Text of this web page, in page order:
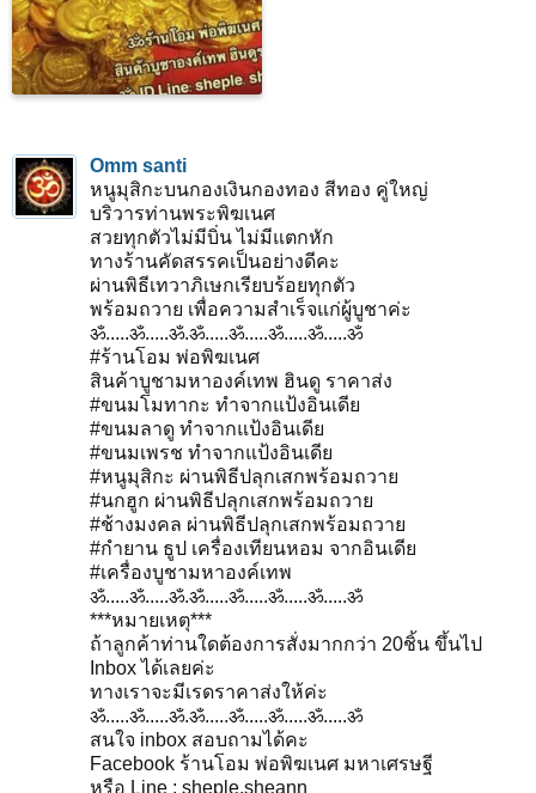
Omm santi
หนูมุสิกะบนกองเงินกองทอง สีทอง คู่ใหญ่
บริวารท่านพระพิฆเนศ
สวยทุกตัวไม่มีบิ่น ไม่มีแตกหัก
ทางร้านคัดสรรคเป็นอย่างดีคะ
ผ่านพิธีเทวาภิเษกเรียบร้อยทุกตัว
พร้อมถวาย เพื่อความสำเร็จแก่ผู้บูชาค่ะ
ॐ.....ॐ.....ॐ.ॐ.....ॐ.....ॐ.....ॐ.....ॐ
‪#‎ร้านโอม‬ พ่อพิฆเนศ
สินค้าบูชามหาองค์เทพ ฮินดู ราคาส่ง
‪#‎ขนมโมทากะ‬ ทำจากแป้งอินเดีย
‪#‎ขนมลาดู‬ ทำจากแป้งอินเดีย
‪#‎ขนมเพรช‬ ทำจากแป้งอินเดีย
‪#‎หนูมุสิกะ‬ ผ่านพิธีปลุกเสกพร้อมถวาย
‪#‎นกฮูก‬ ผ่านพิธีปลุกเสกพร้อมถวาย
‪#‎ช้างมงคล‬ ผ่านพิธีปลุกเสกพร้อมถวาย
‪#‎กำยาน‬ ธูป เครื่องเทียนหอม จากอินเดีย
‪#‎เครื่องบูชามหาองค์เทพ‬
ॐ.....ॐ.....ॐ.ॐ.....ॐ.....ॐ.....ॐ.....ॐ
***หมายเหตุ***
ถ้าลูกค้าท่านใดต้องการสั่งมากกว่า 20ชิ้น ขึ้นไป
Inbox ได้เลยค่ะ
ทางเราจะมีเรดราคาส่งให้ค่ะ
ॐ.....ॐ.....ॐ.ॐ.....ॐ.....ॐ.....ॐ.....ॐ
สนใจ inbox สอบถามได้คะ
Facebook ร้านโอม พ่อพิฆเนศ มหาเศรษฐี
หรือ Line : sheple.sheann